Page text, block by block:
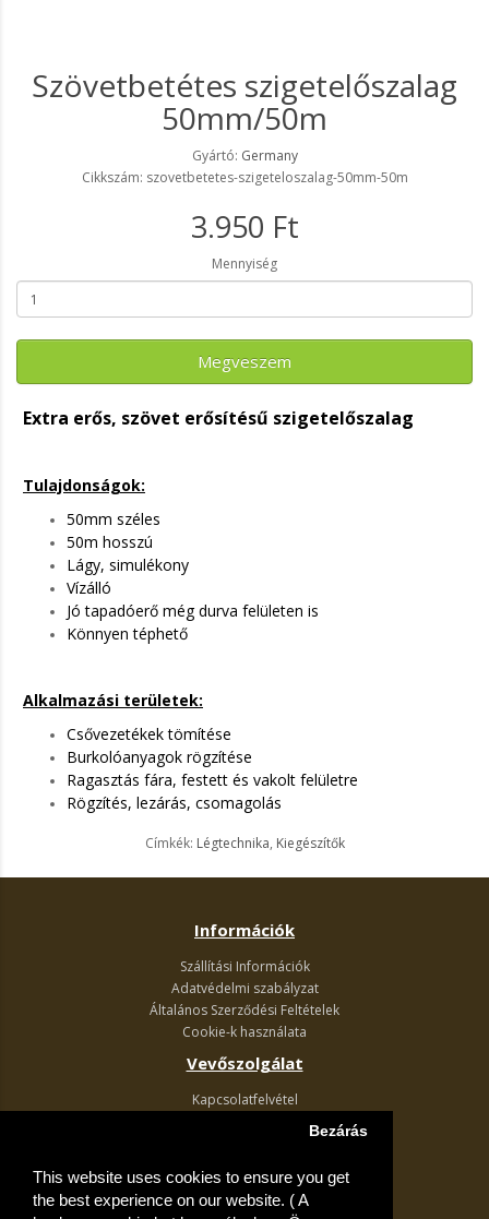
This website uses cookies to ensure you get
the best experience on our website. ( A
Bezárás
Szövetbetétes szigetelőszalag
50mm/50m
Gyártó: Germany
Cikkszám: szovetbetetes-szigeteloszalag-50mm-50m
3.950 Ft
Mennyiség
Megveszem
Extra erős, szövet erősítésű szigetelőszalag
Tulajdonságok:
50mm széles
50m hosszú
Lágy, simulékony
Vízálló
Jó tapadóerő még durva felületen is
Könnyen téphető
Alkalmazási területek:
Csővezetékek tömítése
Burkolóanyagok rögzítése
Ragasztás fára, festett és vakolt felületre
Rögzítés, lezárás, csomagolás
Címkék: Légtechnika, Kiegészítők
Információk
Szállítási Információk
Adatvédelmi szabályzat
Általános Szerződési Feltételek
Cookie-k használata
Vevőszolgálat
Kapcsolatfelvétel
Akciós ajánlatok